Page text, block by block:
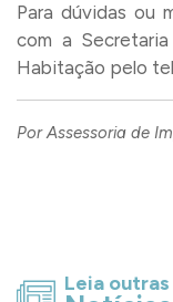
Para dúvidas ou
com a
Habitação pelo
Por Assessoria de
Leia outras